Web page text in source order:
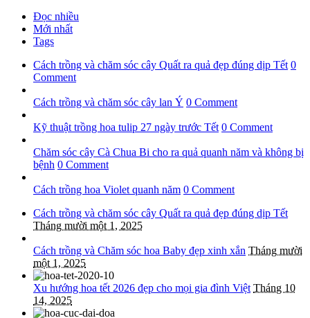
Đọc nhiều
Mới nhất
Tags
Cách trồng và chăm sóc cây Quất ra quả đẹp đúng dịp Tết 0
Comment
Cách trồng và chăm sóc cây lan Ý 0 Comment
Kỹ thuật trồng hoa tulip 27 ngày trước Tết 0 Comment
Chăm sóc cây Cà Chua Bi cho ra quả quanh năm và không bị
bệnh 0 Comment
Cách trồng hoa Violet quanh năm 0 Comment
Cách trồng và chăm sóc cây Quất ra quả đẹp đúng dịp Tết
Tháng mười một 1, 2025
Cách trồng và Chăm sóc hoa Baby đẹp xinh xắn Tháng mười
một 1, 2025
Xu hướng hoa tết 2026 đẹp cho mọi gia đình Việt Tháng 10
14, 2025